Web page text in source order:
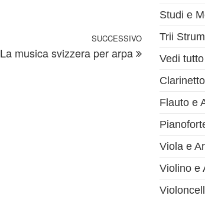
Articolo
SUCCESSIVO
La musica svizzera per arpa
Studi e
Trii
Vedi tutto
Flauto e
Viola e
Violino e